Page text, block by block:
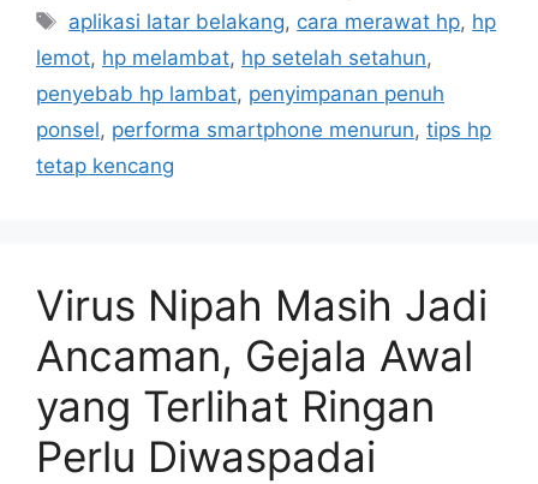
e
g
o
r
i
e
T
a
s
aplikasi latar belakang, cara merawat hp, hp
lemot, hp melambat, hp setelah setahun,
penyebab hp lambat, penyimpanan penuh
ponsel, performa smartphone menurun, tips hp
tetap kencang
Virus Nipah Masih Jadi
Ancaman, Gejala Awal
yang Terlihat Ringan
Perlu Diwaspadai